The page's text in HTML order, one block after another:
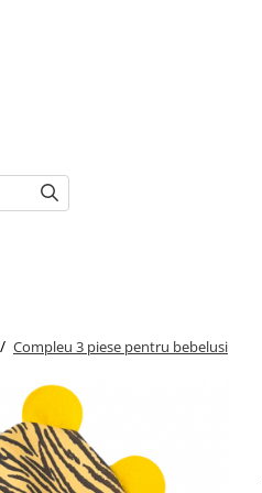
Compleu 3 piese pentru bebelusi